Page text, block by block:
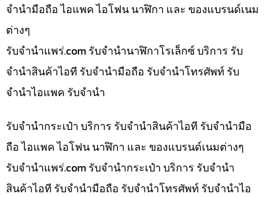
จำนำมือถือ ไอแพค ไอโฟน นาฬิกา และ ของแบรนด์เนม
ต่างๆ
รับจํานําแพร่.com รับจำนำนาฬิกาโรเล็กซ์ บริการ รับ
จำนำสินค้าไอที รับจำนำมือถือ รับจำนำโทรศัพท์ รับ
จำนำไอแพค รับจำนำ
รับจำนำกระเป๋า บริการ รับจำนำสินค้าไอที รับจำนำมือ
ถือ ไอแพค ไอโฟน นาฬิกา และ ของแบรนด์เนมต่างๆ
รับจํานําแพร่.com รับจำนำกระเป๋า บริการ รับจำนำ
สินค้าไอที รับจำนำมือถือ รับจำนำโทรศัพท์ รับจำนำไอ